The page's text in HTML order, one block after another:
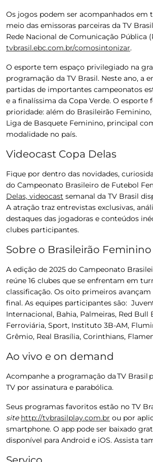
Os jogos podem ser acompanhados em
meio das emissoras parceiras da TV
Rede Nacional de Comunicação Pública
tvbrasil.ebc.com.br/comosintonizar.
O esporte tem espaço privilegiado na
programação da TV Brasil. Neste ano, a
partidas de importantes campeonatos
e a finalíssima da Copa Verde. O esporte
prioridade: além do Brasileirão Feminino,
Liga de Basquete Feminino, principal
modalidade no país.
Videocast Copa Delas
Fique por dentro das novidades,
do Campeonato Brasileiro de Futebol
Delas, videocast semanal da TV Brasil
A atração traz entrevistas exclusivas,
destaques das jogadoras e conteúdos
clubes participantes.
Sobre o Brasileirão Feminino
A edição de 2025 do Campeonato
reúne 16 clubes que se enfrentam em
classificação. Os oito primeiros avançam
final. As equipes participantes são:
Internacional, Bahia, Palmeiras, Red Bull
Ferroviária, Sport, Instituto 3B-AM,
Grêmio, Real Brasília, Corinthians,
Ao vivo e on demand
Acompanhe a programação daTV Brasil
TV por assinatura e parabólica.
Seus programas favoritos estão no TV
site http://tvbrasilplay.com.br ou por
smartphone. O app pode ser baixado
disponível para Android e iOS. Assista